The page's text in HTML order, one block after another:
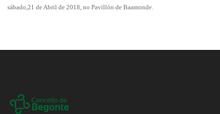
sábado,21 de Abril de 2018, no Pavillón de Baamonde.